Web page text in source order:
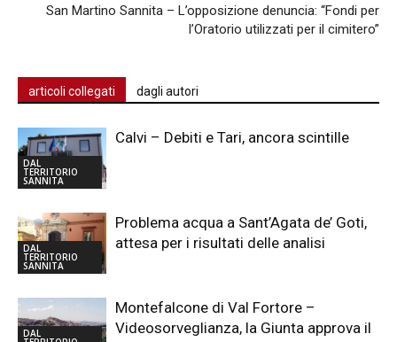
San Martino Sannita – L’opposizione denuncia: “Fondi per
l’Oratorio utilizzati per il cimitero”
articoli collegati dagli autori
DAL
TERRITORIO
SANNITA
Calvi – Debiti e Tari, ancora scintille
DAL
TERRITORIO
SANNITA
Problema acqua a Sant’Agata de’ Goti,
attesa per i risultati delle analisi
DAL
Montefalcone di Val Fortore –
Videosorveglianza, la Giunta approva il